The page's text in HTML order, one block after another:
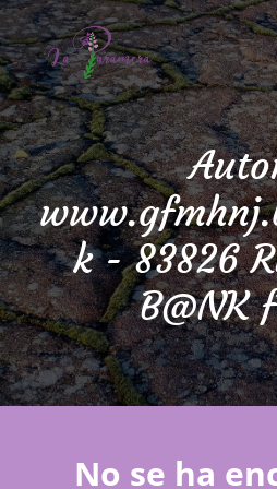
k - 83826
B@NK
No se ha